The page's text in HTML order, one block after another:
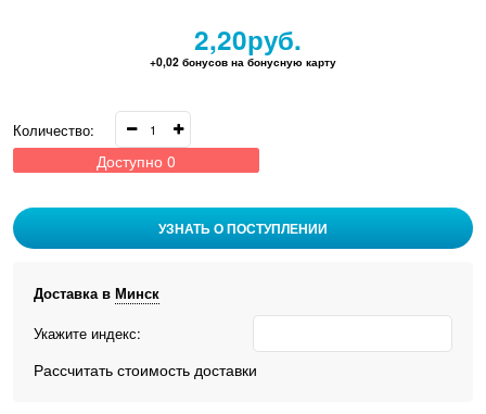
2,20руб.
+0,02 бонусов на бонусную карту
Количество:
Доступно 0
УЗНАТЬ О ПОСТУПЛЕНИИ
Доставка в Минск
Укажите индекс:
Рассчитать стоимость доставки